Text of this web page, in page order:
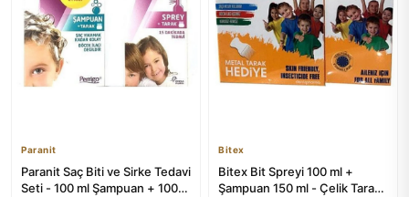
Paranit
Paranit Saç Biti ve Sirke Tedavi
Seti - 100 ml Şampuan + 100
Bitex
Bitex Bit Spreyi 100 ml +
Şampuan 150 ml - Çelik Tarak